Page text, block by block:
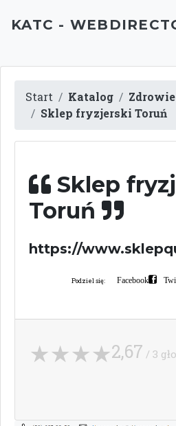
KATC -
Start Katalog
Sklep fryzjerski Toruń
Sklep
Toruń
https://
Podziel się: Facebook
2,67 / 3